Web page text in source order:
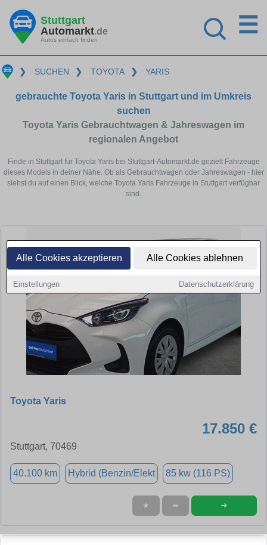
Alle Cookies akzeptieren Alle Cookies ablehnen
Einstellungen Datenschutzerklärung
Stuttgart
Automarkt.de
Autos einfach finden
☰
❯ SUCHEN ❯ TOYOTA ❯ YARIS
gebrauchte Toyota Yaris in Stuttgart und im Umkreis
suchen
Toyota Yaris Gebrauchtwagen & Jahreswagen im
regionalen Angebot
Finde in Stuttgart für Toyota Yaris bei Stuttgart-Automarkt.de gezielt Fahrzeuge
dieses Models in deiner Nähe. Ob als Gebrauchtwagen oder Jahreswagen - hier
siehst du auf einen Blick, welche Toyota Yaris Fahrzeuge in Stuttgart verfügbar
sind.
Toyota Yaris
17.850 €
Stuttgart, 70469
40.100 km Hybrid (Benzin/Elekt 85 kw (116 PS)
★ ➦ ➜